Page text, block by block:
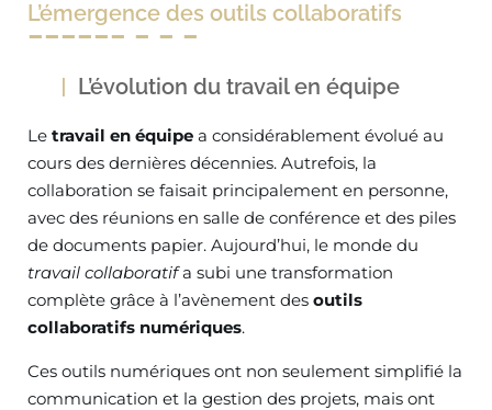
L’émergence des outils collaboratifs
L’évolution du travail en équipe
Le travail en équipe a considérablement évolué au
cours des dernières décennies. Autrefois, la
collaboration se faisait principalement en personne,
avec des réunions en salle de conférence et des piles
de documents papier. Aujourd’hui, le monde du
travail collaboratifa subi une transformation
complète grâce à l’avènement des outils
collaboratifs numériques.
Ces outils numériques ont non seulement simplifié la
communication et la gestion des projets, mais ont